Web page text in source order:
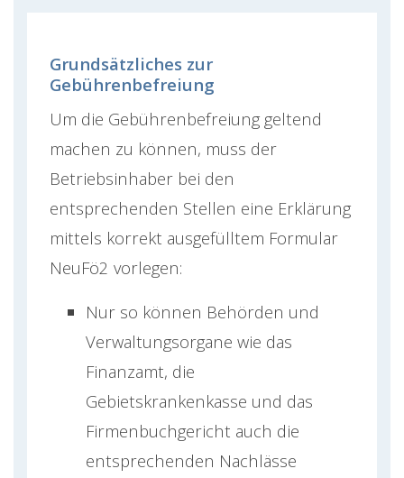
Grundsätzliches zur
Gebührenbefreiung
Um die Gebührenbefreiung geltend
machen zu können, muss der
Betriebsinhaber bei den
entsprechenden Stellen eine Erklärung
mittels korrekt ausgefülltem Formular
NeuFö2 vorlegen:
Nur so können Behörden und
Verwaltungsorgane wie das
Finanzamt, die
Gebietskrankenkasse und das
Firmenbuchgericht auch die
entsprechenden Nachlässe